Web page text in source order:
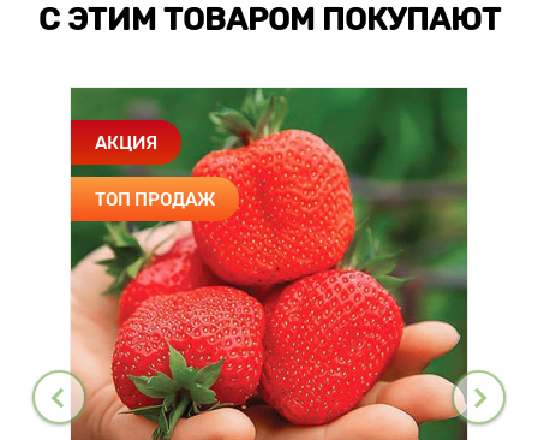
С ЭТИМ ТОВАРОМ ПОКУПАЮТ
АКЦИЯ
ТОП ПРОДАЖ